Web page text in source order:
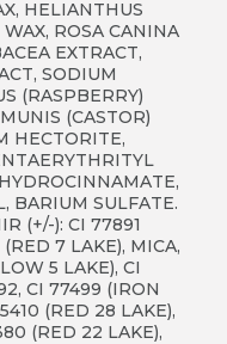
HELIANTHUS
ROSA CANINA
EXTRACT,
SODIUM
(RASPBERRY)
(CASTOR)
HECTORITE,
BARIUM SULFATE.
(+/-): CI 77891
7 LAKE), MICA,
5 LAKE), CI
CI 77499 (IRON
(RED 28 LAKE),
(RED 22 LAKE),